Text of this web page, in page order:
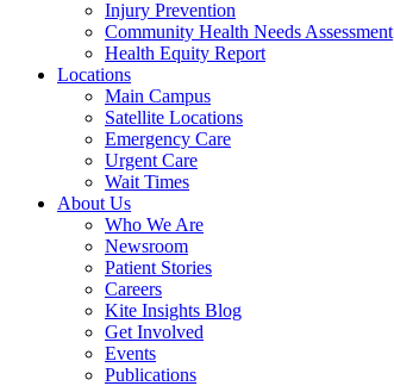
Injury Prevention
Community Health Needs Assessment
Health Equity Report
Locations
Main Campus
Satellite Locations
Emergency Care
Urgent Care
Wait Times
About Us
Who We Are
Newsroom
Patient Stories
Careers
Kite Insights Blog
Get Involved
Events
Publications